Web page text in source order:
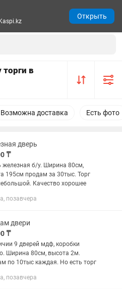
в
Возможна доставка Есть фото
дверь
₸
железная б/у. Ширина 80см,
195см продам за 30тыс. Торг
Качество хорошее
позавчера
двери
₸
9 дверей мдф, коробки
Ширина 80см, высота 2м.
по 10тыс каждая. Но есть торг
позавчера
Открыть